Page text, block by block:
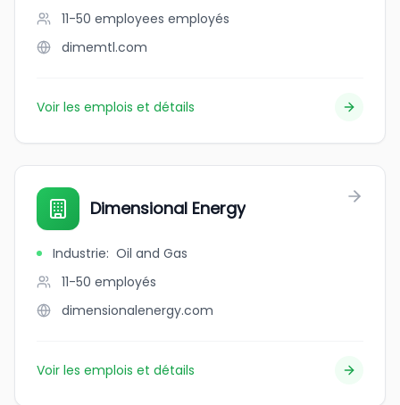
11-50 employees employés
dimemtl.com
Voir les emplois et détails
Dimensional Energy
Industrie: Oil and Gas
11-50 employés
dimensionalenergy.com
Voir les emplois et détails